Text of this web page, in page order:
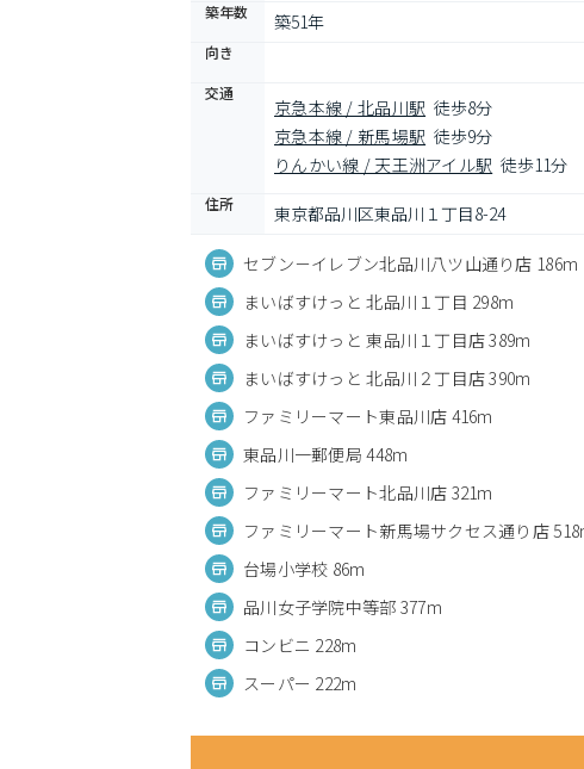
築年数 築51年
向き
交通
京急本線 / 北品川駅 徒歩8分
京急本線 / 新馬場駅 徒歩9分
りんかい線 / 天王洲アイル駅 徒歩11分
住所 東京都品川区東品川１丁目8-24
セブン－イレブン北品川八ツ山通り店 186m
まいばすけっと 北品川１丁目 298m
まいばすけっと 東品川１丁目店 389m
まいばすけっと 北品川２丁目店 390m
ファミリーマート東品川店 416m
東品川一郵便局 448m
ファミリーマート北品川店 321m
ファミリーマート新馬場サクセス通り店
台場小学校 86m
品川女子学院中等部 377m
コンビニ 228m
スーパー 222m